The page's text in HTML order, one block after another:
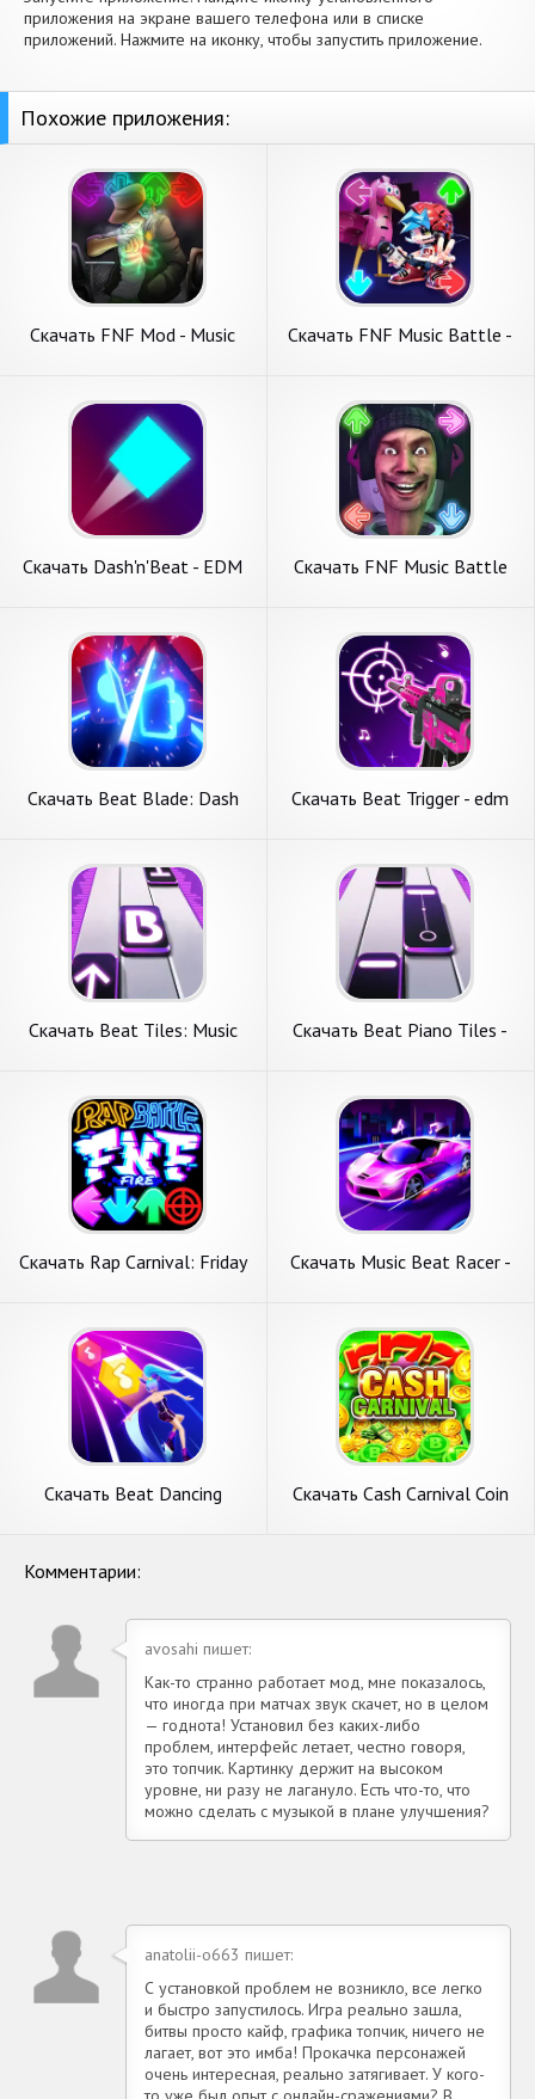
приложения на экране вашего телефона или в списке
приложений. Нажмите на иконку, чтобы запустить приложение.
Похожие приложения:
Скачать FNF Mod - Music
Скачать FNF Music Battle -
на Андроид
Скачать Dash'n'Beat - EDM
Скачать FNF Music Battle
Скачать Beat Blade: Dash
Скачать Beat Trigger - edm
Скачать Beat Tiles: Music
Скачать Beat Piano Tiles -
на Андроид
Скачать Rap Carnival: Friday
на Андроид
Скачать Music Beat Racer -
Скачать Beat Dancing
Скачать Cash Carnival Coin
Комментарии:
avosahi пишет:
Как-то странно работает мод, мне показалось,
что иногда при матчах звук скачет, но в целом
— годнота! Установил без каких-либо
проблем, интерфейс летает, честно говоря,
это топчик. Картинку держит на высоком
уровне, ни разу не лагануло. Есть что-то, что
можно сделать с музыкой в плане улучшения?
anatolii-o663 пишет:
С установкой проблем не возникло, все легко
и быстро запустилось. Игра реально зашла,
битвы просто кайф, графика топчик, ничего не
лагает, вот это имба! Прокачка персонажей
очень интересная, реально затягивает. У кого-